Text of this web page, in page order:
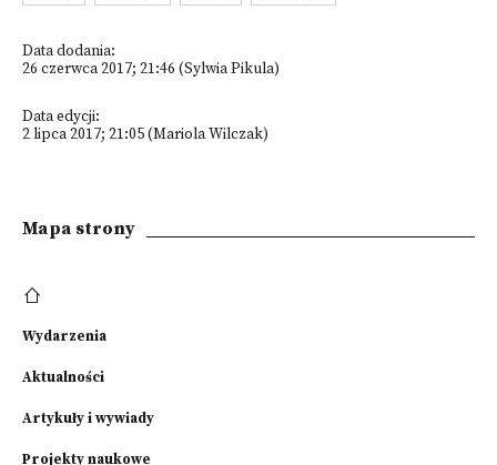
Data dodania:
26 czerwca 2017; 21:46 (Sylwia Pikula)
Data edycji:
2 lipca 2017; 21:05 (Mariola Wilczak)
Mapa strony
Wydarzenia
Aktualności
Artykuły i wywiady
Projekty naukowe